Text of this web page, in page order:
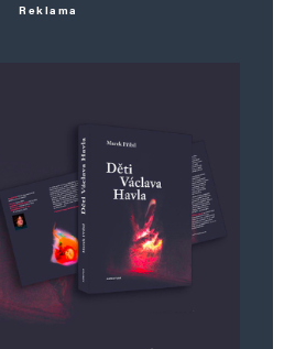
Reklama